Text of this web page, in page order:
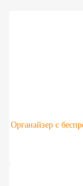
Органайзер с